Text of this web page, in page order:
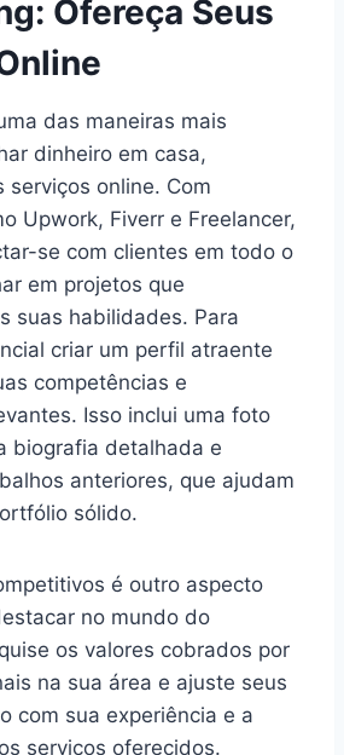
Ofereça Seus
das maneiras mais
dinheiro em casa,
serviços online. Com
Upwork, Fiverr e Freelancer,
se com clientes em todo o
em projetos que
suas habilidades. Para
criar um perfil atraente
competências e
Isso inclui uma foto
biografia detalhada e
anteriores, que ajudam
sólido.
é outro aspecto
no mundo do
os valores cobrados por
na sua área e ajuste seus
com sua experiência e a
serviços oferecidos.